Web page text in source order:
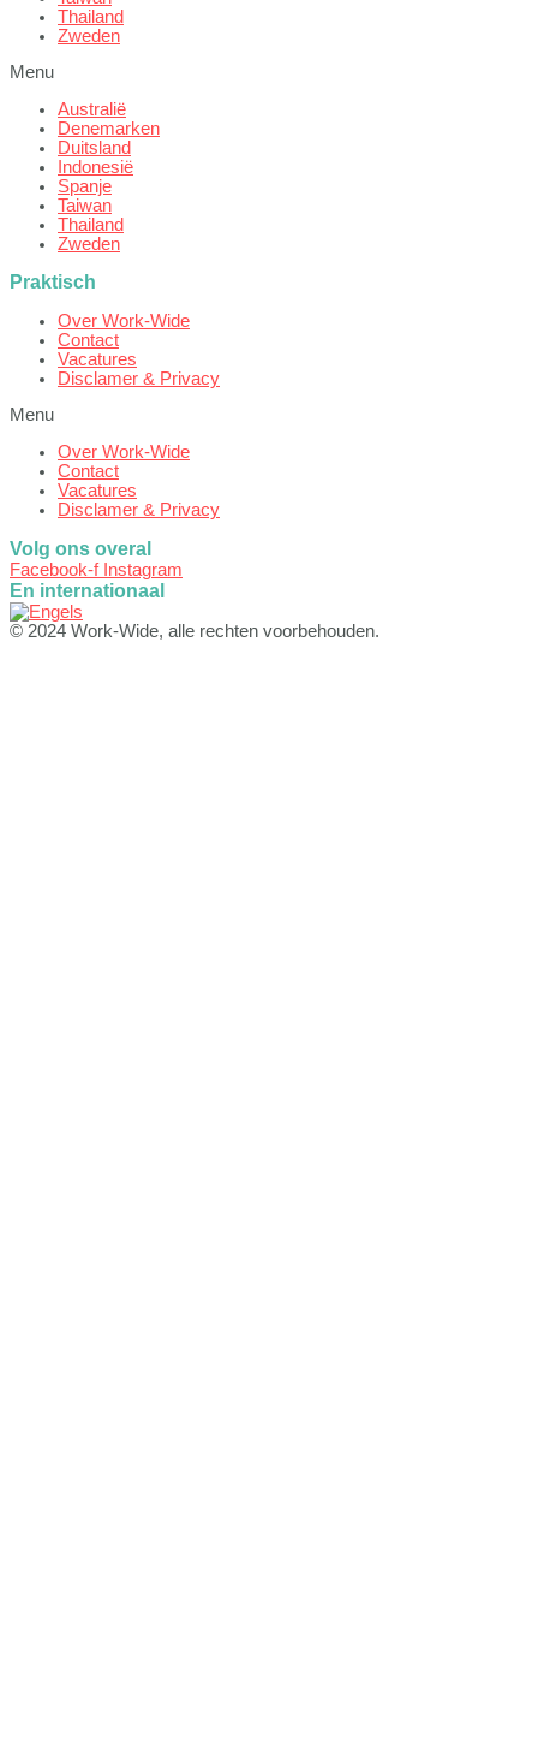
Thailand
Zweden
Menu
Australië
Denemarken
Duitsland
Indonesië
Spanje
Taiwan
Thailand
Zweden
Praktisch
Over Work-Wide
Contact
Vacatures
Disclamer & Privacy
Menu
Over Work-Wide
Contact
Vacatures
Disclamer & Privacy
Volg ons overal
Facebook-f Instagram
En internationaal
© 2024 Work-Wide, alle rechten voorbehouden.